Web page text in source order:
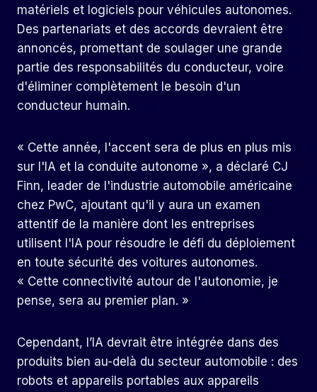
matériels et logiciels pour véhicules autonomes.
Des partenariats et des accords devraient être
annoncés, promettant de soulager une grande
partie des responsabilités du conducteur, voire
d'éliminer complètement le besoin d'un
conducteur humain.
« Cette année, l'accent sera de plus en plus mis
sur l'IA et la conduite autonome », a déclaré CJ
Finn, leader de l'industrie automobile américaine
chez PwC, ajoutant qu'il y aura un examen
attentif de la manière dont les entreprises
utilisent l'IA pour résoudre le défi du déploiement
en toute sécurité des voitures autonomes.
« Cette connectivité autour de l'autonomie, je
pense, sera au premier plan. »
Cependant, l’IA devrait être intégrée dans des
produits bien au-delà du secteur automobile : des
robots et appareils portables aux appareils